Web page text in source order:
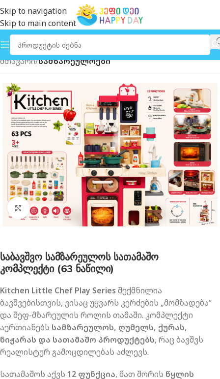
Skip to navigation
Skip to main content
მთავარი სამზარეულოები
გახსნა
საბავშვო სამზარეულოს სათამაშო
კომპლექტი (63 ნაწილი)
Kitchen Little Chef Play Series შექმნილია
ბავშვებისთვის, ვისაც უყვარს კერძების „მომზადება“
და შეფ-მზარეულის როლის თამაში. კომპლექტი
აერთიანებს სამზარეულოს, ღუმელს, ქურას,
ნიჟარას და სათამაშო პროდუქტებს, რაც ბავშვს
რეალისტურ გამოცდილებას აძლევს.
სათამაშოს აქვს 12 ფუნქცია, მათ შორის წყლის